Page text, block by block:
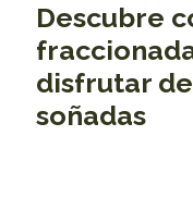
Descubre
disfrutar
soñadas